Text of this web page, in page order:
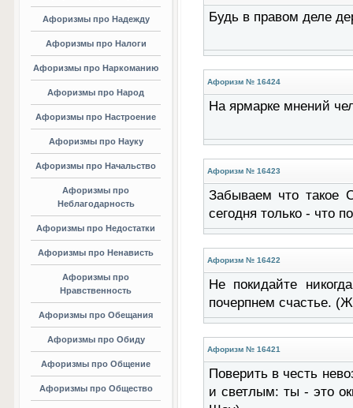
Афоризмы про Надежду
Афоризмы про Налоги
Афоризмы про Наркоманию
Афоризмы про Народ
Афоризмы про Настроение
Афоризмы про Науку
Афоризмы про Начальство
Афоризмы про
Неблагодарность
Афоризмы про Недостатки
Афоризмы про Ненависть
Афоризмы про
Нравственность
Афоризмы про Обещания
Афоризмы про Обиду
Афоризмы про Общение
Афоризмы про Общество
Будь в правом деле
Афоризм № 16424
На ярмарке мнений
Афоризм № 16423
Забываем что такое
сегодня только - что
Афоризм № 16422
Не покидайте
почерпнем счастье.
Афоризм № 16421
Поверить в честь
и светлым: ты - это